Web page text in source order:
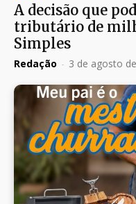
A decisão que
tributário de
Simples
Redação - 3 de agosto